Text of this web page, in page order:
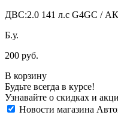
ДВС:2.0 141 л.с G4GC /
Б.у.
200 руб.
В корзину
Будьте всегда в курсе!
Узнавайте о скидках и
Новости магазина